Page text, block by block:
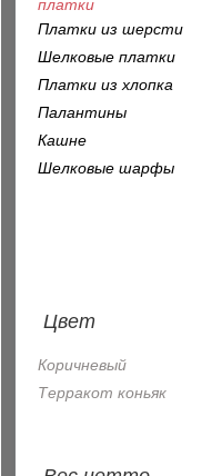
Платки из шерсти
Шелковые платки
Платки из хлопка
Палантины
Кашне
Шелковые шарфы
Цвет
Коричневый
Терракот коньяк